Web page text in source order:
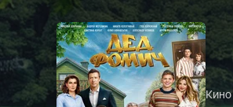
Кино